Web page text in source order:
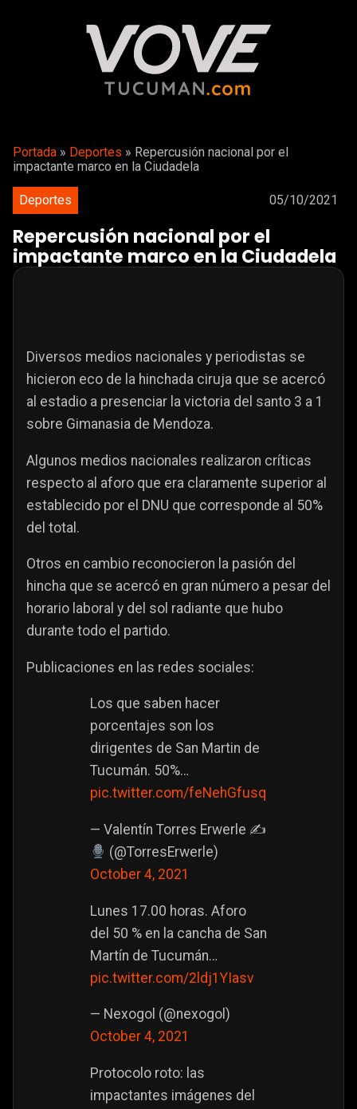
Portada » Deportes » Repercusión nacional por el
impactante marco en la Ciudadela
Deportes 05/10/2021
Repercusión nacional por el
impactante marco en la Ciudadela
Diversos medios nacionales y periodistas se
hicieron eco de la hinchada ciruja que se acercó
al estadio a presenciar la victoria del santo 3 a 1
sobre Gimanasia de Mendoza.
Algunos medios nacionales realizaron críticas
respecto al aforo que era claramente superior al
establecido por el DNU que corresponde al 50%
del total.
Otros en cambio reconocieron la pasión del
hincha que se acercó en gran número a pesar del
horario laboral y del sol radiante que hubo
durante todo el partido.
Publicaciones en las redes sociales:
Los que saben hacer
porcentajes son los
dirigentes de San Martin de
Tucumán. 50%…
pic.twitter.com/feNehGfusq
— Valentín Torres Erwerle ✍
(@TorresErwerle)
October 4, 2021
Lunes 17.00 horas. Aforo
del 50 % en la cancha de San
Martín de Tucumán…
pic.twitter.com/2ldj1YIasv
— Nexogol (@nexogol)
October 4, 2021
Protocolo roto: las
impactantes imágenes del